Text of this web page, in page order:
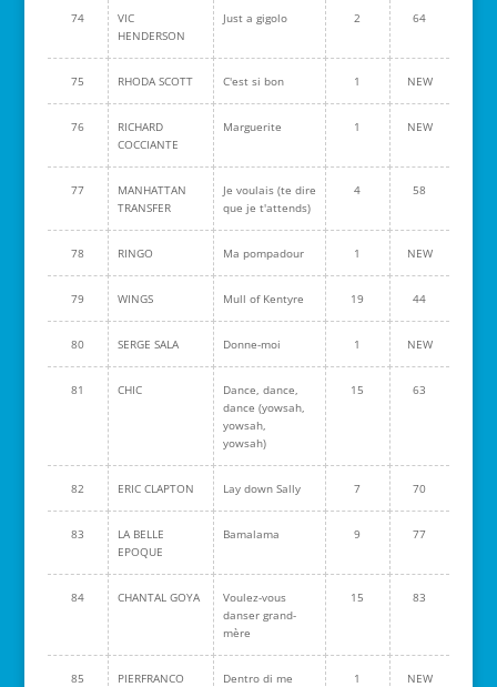
74
VIC
HENDERSON
Just a gigolo 2 64
75 RHODA SCOTT C'est si bon 1 NEW
76
RICHARD
COCCIANTE
Marguerite 1 NEW
77
MANHATTAN
TRANSFER
Je voulais (te dire
que je t'attends)
4 58
78 RINGO Ma pompadour 1 NEW
79 WINGS Mull of Kentyre 19 44
80 SERGE SALA Donne-moi 1 NEW
81 CHIC
Dance, dance,
dance (yowsah,
yowsah,
yowsah)
15 63
82 ERIC CLAPTON Lay down Sally 7 70
83
LA BELLE
EPOQUE
Bamalama 9 77
84 CHANTAL GOYA
Voulez-vous
danser grand-
mère
15 83
85 PIERFRANCO Dentro di me 1 NEW